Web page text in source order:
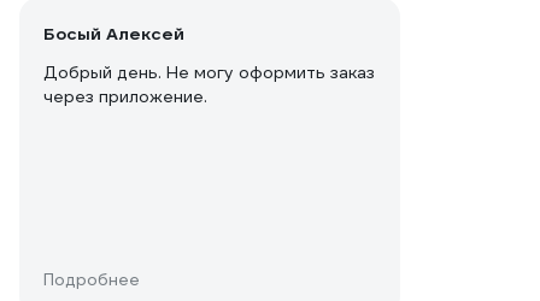
Босый Алексей
Добрый день. Не могу оформить заказ
через приложение.
Подробнее